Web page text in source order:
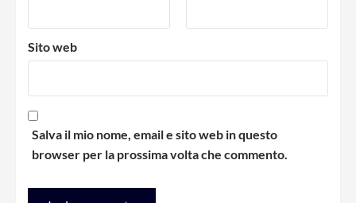
Sito web
Salva il mio nome, email e sito web in questo
browser per la prossima volta che commento.